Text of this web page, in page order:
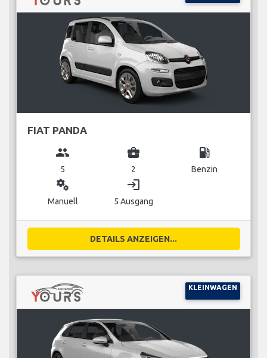
FIAT PANDA
group
5
business_center
2
local_gas_station
Benzin
miscellaneous_services
Manuell
login
5 Ausgang
DETAILS ANZEIGEN...
KLEINWAGEN